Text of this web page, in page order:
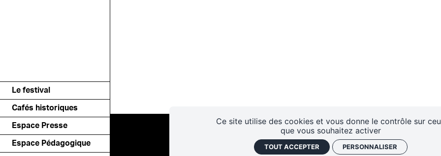
Ce site utilise des cookies et vous donne le contrôle sur
que vous souhaitez activer
TOUT ACCEPTER PERSONNALISER
Le festival
Cafés historiques
Espace Presse
Espace Pédagogique